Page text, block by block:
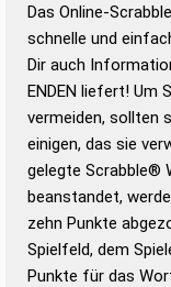
Wortwurzel
Wortanalyse-
Wortbedeutung,
Gültigkeit eines
bestimmen!
Wörterbücher
Das Online-
schnelle und
Dir auch
ENDEN liefert! Um
vermeiden, sollten
einigen, das sie
gelegte Scrabble®
beanstandet,
zehn Punkte
Spielfeld, dem
Punkte für das